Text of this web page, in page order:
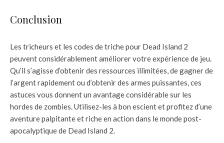
Conclusion
Les tricheurs et les codes de triche pour Dead Island 2
peuvent considérablement améliorer votre expérience de jeu.
Qu’il s’agisse d’obtenir des ressources illimitées, de gagner de
l’argent rapidement ou d’obtenir des armes puissantes, ces
astuces vous donnent un avantage considérable sur les
hordes de zombies. Utilisez-les à bon escient et profitez d’une
aventure palpitante et riche en action dans le monde post-
apocalyptique de Dead Island 2.